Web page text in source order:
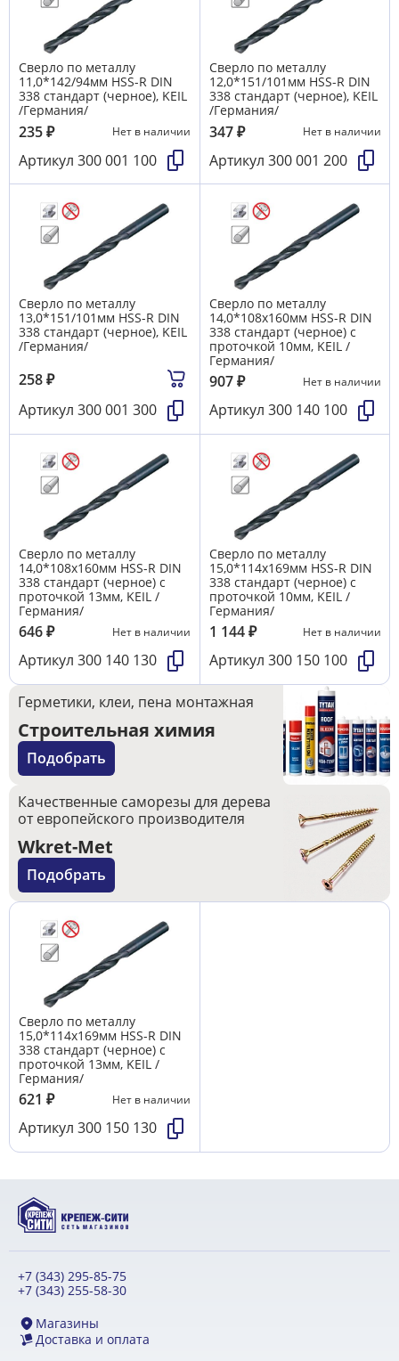
Сверло по металлу
11,0*142/94мм HSS-R DIN
338 стандарт (черное), KEIL
/Германия/
235₽ Нет в наличии
Артикул 300 001 100
Сверло по металлу
12,0*151/101мм HSS-R DIN
338 стандарт (черное), KEIL
/Германия/
347₽ Нет в наличии
Артикул 300 001 200
Сверло по металлу
13,0*151/101мм HSS-R DIN
338 стандарт (черное), KEIL
/Германия/
258₽
Артикул 300 001 300
Сверло по металлу
14,0*108х160мм HSS-R DIN
338 стандарт (черное) с
проточкой 10мм, KEIL /
Германия/
907₽ Нет в наличии
Артикул 300 140 100
Сверло по металлу
14,0*108х160мм HSS-R DIN
338 стандарт (черное) с
проточкой 13мм, KEIL /
Германия/
646₽ Нет в наличии
Артикул 300 140 130
Сверло по металлу
15,0*114х169мм HSS-R DIN
338 стандарт (черное) с
проточкой 10мм, KEIL /
Германия/
1 144₽ Нет в наличии
Артикул 300 150 100
Герметики, клеи, пена монтажная
Строительная химия
Подобрать
Качественные саморезы для дерева
от европейского производителя
Wkret-Met
Подобрать
Сверло по металлу
15,0*114х169мм HSS-R DIN
338 стандарт (черное) с
проточкой 13мм, KEIL /
Германия/
621 ₽ Нет в наличии
Артикул 300 150 130
+7 (343) 295-85-75
+7 (343) 255-58-30
Магазины
Доставка и оплата